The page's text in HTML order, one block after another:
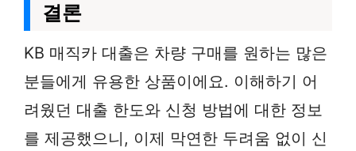
결론
KB 매직카 대출은 차량 구매를 원하는 많은
분들에게 유용한 상품이에요. 이해하기 어
려웠던 대출 한도와 신청 방법에 대한 정보
를 제공했으니, 이제 막연한 두려움 없이 신